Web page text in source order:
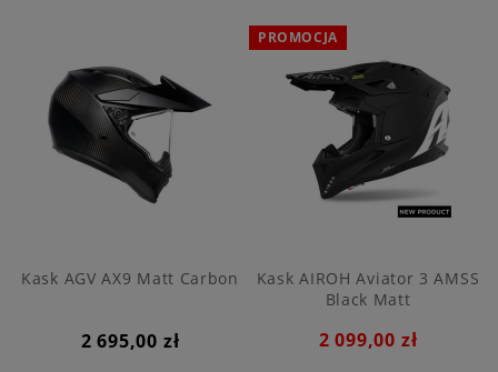
Kask AGV AX9 Matt Carbon
2 695,00 zł
Kask AIROH Aviator 3 AMSS
Black Matt
2 099,00 zł
PROMOCJA